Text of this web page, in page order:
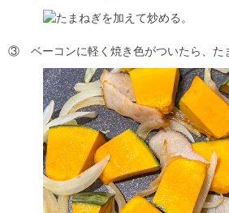
③ ベーコンに軽く焼き色がついたら、た